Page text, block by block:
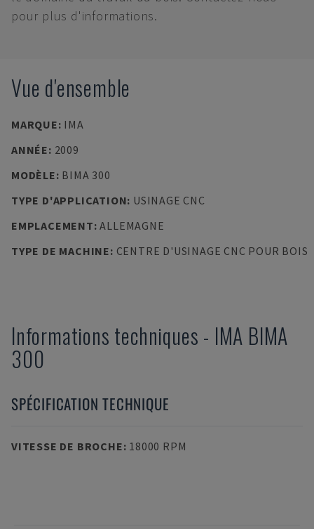
pour plus d'informations.
Vue d'ensemble
MARQUE: IMA
ANNÉE: 2009
MODÈLE: BIMA 300
TYPE D'APPLICATION: USINAGE CNC
EMPLACEMENT:ALLEMAGNE
TYPE DE MACHINE: CENTRE D'USINAGE CNC POUR BOIS
Informations techniques - IMA BIMA
300
SPÉCIFICATION TECHNIQUE
VITESSE DE BROCHE: 18000 RPM